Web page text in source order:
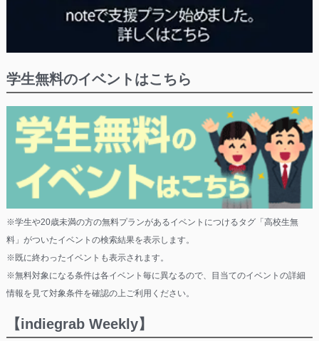
学生無料のイベントはこちら
※学生や20歳未満の方の無料プランがあるイベントにつけるタグ「高校生無
料」がついたイベントの検索結果を表示します。
※既に終わったイベントも表示されます。
※無料対象になる条件は各イベント毎に異なるので、目当てのイベントの詳細
情報を見て対象条件を確認の上ご利用ください。
【indiegrab Weekly】